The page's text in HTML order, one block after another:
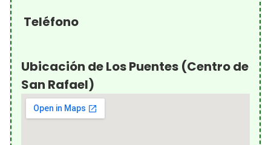
Teléfono
Ubicación de Los Puentes (Centro de
San Rafael)